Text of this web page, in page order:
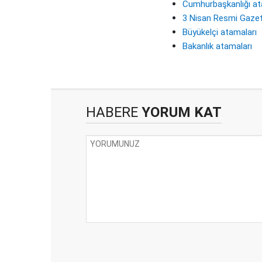
Cumhurbaşkanlığı
3 Nisan Resmi
Büyükelçi atamaları
Bakanlık atamaları
HABERE YORUM KAT